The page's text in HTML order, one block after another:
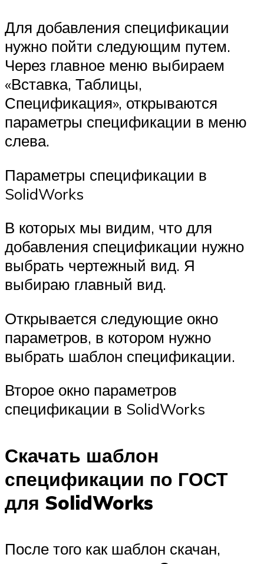
Для добавления спецификации
нужно пойти следующим путем.
Через главное меню выбираем
«Вставка, Таблицы,
Спецификация», открываются
параметры спецификации в меню
слева.
Параметры спецификации в
SolidWorks
В которых мы видим, что для
добавления спецификации нужно
выбрать чертежный вид. Я
выбираю главный вид.
Открывается следующие окно
параметров, в котором нужно
выбрать шаблон спецификации.
Второе окно параметров
спецификации в SolidWorks
Скачать шаблон
спецификации по ГОСТ
для SolidWorks
После того как шаблон скачан,